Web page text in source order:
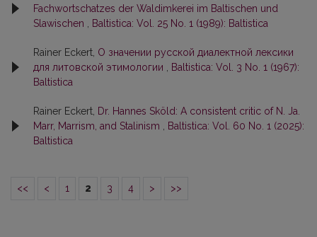
Fachwortschatzes der Waldimkerei im Baltischen und
Slawischen
Baltistica: Vol. 25 No. 1 (1989): Baltistica
Rainer Eckert, О значении русской диалектной лексики
для литовской этимологии
Baltistica: Vol. 3 No. 1 (1967):
Baltistica
Rainer Eckert, Dr. Hannes Sköld: A consistent critic of N. Ja.
Marr, Marrism, and Stalinism
Baltistica: Vol. 60 No. 1 (2025):
Baltistica
<< < 1 2 3 4 > >>